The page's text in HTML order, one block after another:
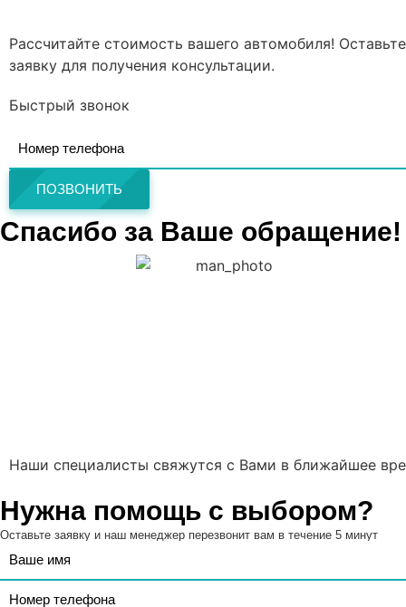
Рассчитайте стоимость вашего автомобиля! Оставьте
заявку для получения консультации.
Быстрый звонок
ПОЗВОНИТЬ
Спасибо за Ваше обращение!
Наши специалисты свяжутся с Вами в ближайшее
Нужна помощь с выбором?
Оставьте заявку и наш менеджер перезвонит вам в течение 5 минут